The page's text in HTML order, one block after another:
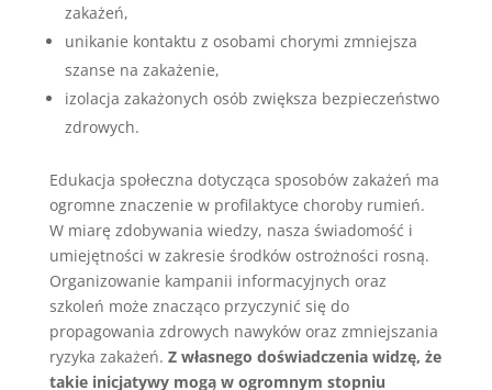
zakażeń,
unikanie kontaktu z osobami chorymi zmniejsza
szanse na zakażenie,
izolacja zakażonych osób zwiększa bezpieczeństwo
zdrowych.
Edukacja społeczna dotycząca sposobów zakażeń ma
ogromne znaczenie w profilaktyce choroby rumień.
W miarę zdobywania wiedzy, nasza świadomość i
umiejętności w zakresie środków ostrożności rosną.
Organizowanie kampanii informacyjnych oraz
szkoleń może znacząco przyczynić się do
propagowania zdrowych nawyków oraz zmniejszania
ryzyka zakażeń. Z własnego doświadczenia widzę, że
takie inicjatywy mogą w ogromnym stopniu